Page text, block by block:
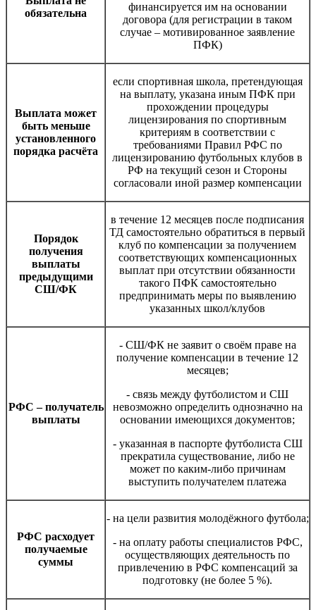
обязательна
финансируется им на основании
договора (для регистрации в таком
случае – мотивированное заявление
ПФК)
Выплата может
быть меньше
установленного
порядка расчёта
если спортивная школа, претендующая
на выплату, указана иным ПФК при
прохождении процедуры
лицензирования по спортивным
критериям в соответствии с
требованиями Правил РФС по
лицензированию футбольных клубов в
РФ на текущий сезон и Стороны
согласовали иной размер компенсации
Порядок
получения
выплаты
предыдущими
СШ/ФК
в течение 12 месяцев после подписания
ТД самостоятельно обратиться в первый
клуб по компенсации за получением
соответствующих компенсационных
выплат при отсутствии обязанности
такого ПФК самостоятельно
предпринимать меры по выявлению
указанных школ/клубов
РФС – получатель
выплаты
- СШ/ФК не заявит о своём праве на
получение компенсации в течение 12
месяцев;
- связь между футболистом и СШ
невозможно определить однозначно на
основании имеющихся документов;
- указанная в паспорте футболиста СШ
прекратила существование, либо не
может по каким-либо причинам
выступить получателем платежа
РФС расходует
получаемые
суммы
- на цели развития молодёжного футбола;
- на оплату работы специалистов РФС,
осуществляющих деятельность по
привлечению в РФС компенсаций за
подготовку (не более 5 %).